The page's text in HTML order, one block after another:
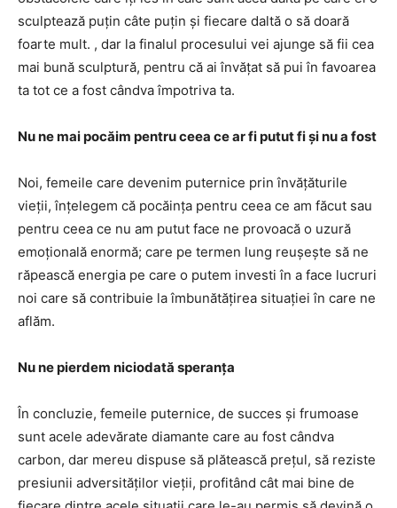
sculptează puțin câte puțin și fiecare daltă o să doară
foarte mult. , dar la finalul procesului vei ajunge să fii cea
mai bună sculptură, pentru că ai învățat să pui în favoarea
ta tot ce a fost cândva împotriva ta.
Nu ne mai pocăim pentru ceea ce ar fi putut fi și nu a fost
Noi, femeile care devenim puternice prin învățăturile
vieții, înțelegem că pocăința pentru ceea ce am făcut sau
pentru ceea ce nu am putut face ne provoacă o uzură
emoțională enormă; care pe termen lung reușește să ne
răpească energia pe care o putem investi în a face lucruri
noi care să contribuie la îmbunătățirea situației în care ne
aflăm.
Nu ne pierdem niciodată speranța
În concluzie, femeile puternice, de succes și frumoase
sunt acele adevărate diamante care au fost cândva
carbon, dar mereu dispuse să plătească prețul, să reziste
presiunii adversităților vieții, profitând cât mai bine de